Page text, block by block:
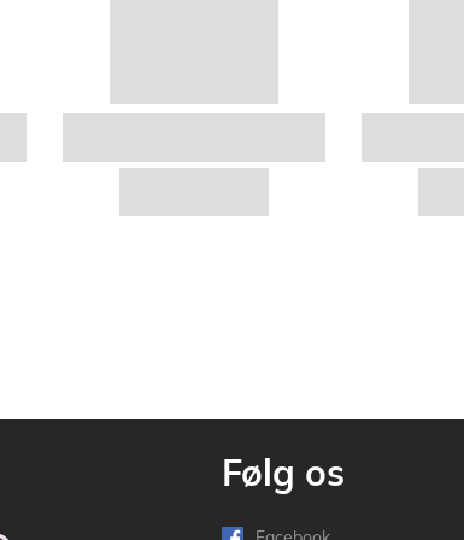
Følg os